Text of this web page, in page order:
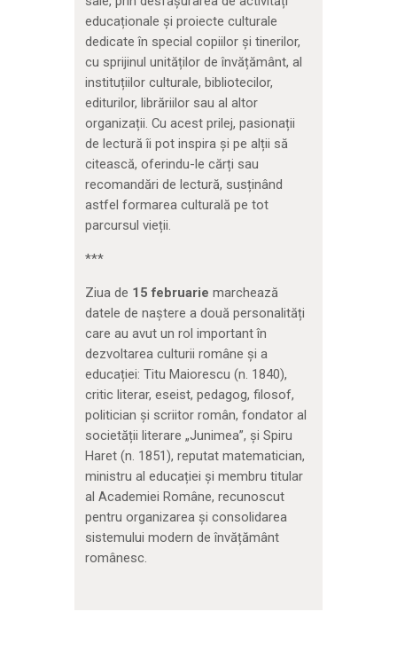
educaționale și proiecte culturale
dedicate în special copiilor și tinerilor,
cu sprijinul unităților de învățământ, al
instituțiilor culturale, bibliotecilor,
editurilor, librăriilor sau al altor
organizații. Cu acest prilej, pasionații
de lectură îi pot inspira și pe alții să
citească, oferindu-le cărți sau
recomandări de lectură, susținând
astfel formarea culturală pe tot
parcursul vieții.
***
Ziua de 15 februarie marchează
datele de naștere a două personalități
care au avut un rol important în
dezvoltarea culturii române și a
educației: Titu Maiorescu (n. 1840),
critic literar, eseist, pedagog, filosof,
politician și scriitor român, fondator al
societății literare „Junimea”, și Spiru
Haret (n. 1851), reputat matematician,
ministru al educației și membru titular
al Academiei Române, recunoscut
pentru organizarea și consolidarea
sistemului modern de învățământ
românesc.